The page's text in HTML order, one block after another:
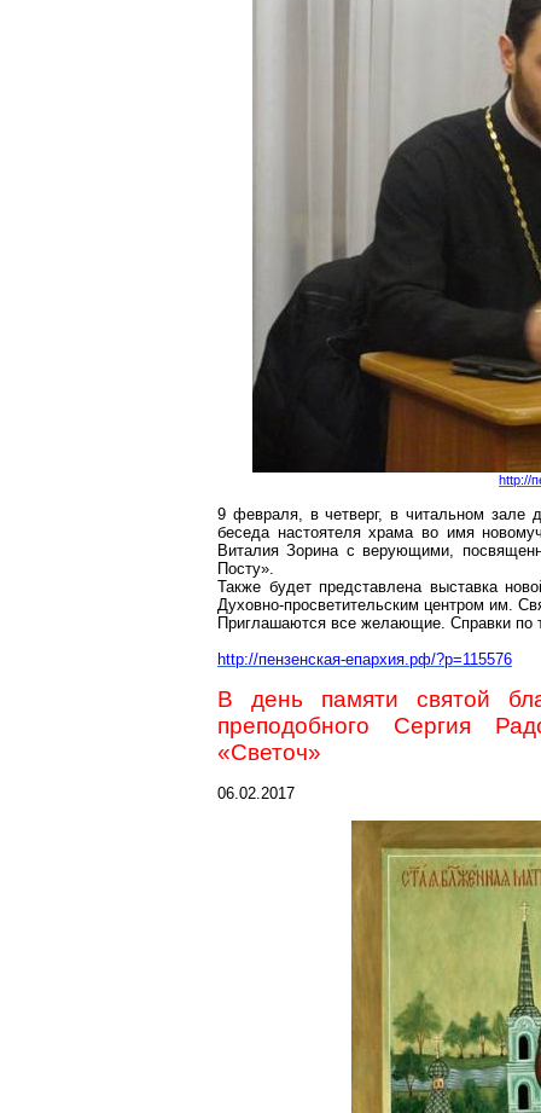
http://
9 февраля, в четверг, в читальном зале
беседа настоятеля храма во имя
Виталия Зорина с верующими,
Посту».
Также будет представлена выставка
Духовно-просветительским центром им.
Приглашаются все желающие. Справки
http://пензенская-епархия.рф/?p=115576
В день памяти святой
преподобного Сергия
«Светоч»
06.02.2017